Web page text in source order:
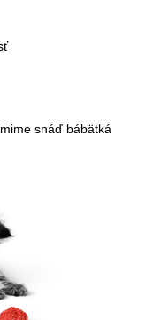
snáď bábätká